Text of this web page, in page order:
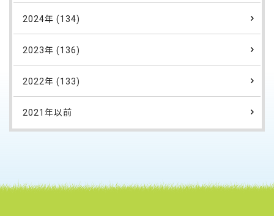
2024年 (134)
2023年 (136)
2022年 (133)
2021年以前